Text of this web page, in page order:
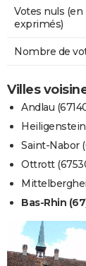
Votes nuls
exprimés)
Nombre de
Villes
Andlau
Heiligenstein
Saint-Nabor
Ottrott
Bas-Rhin